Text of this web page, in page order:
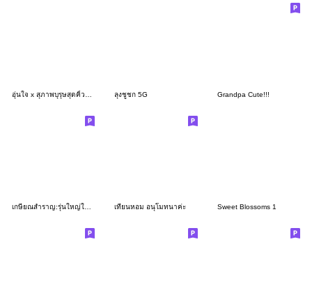
ลุงชูชก 5G Grandpa Cute!!!
เทียนหอม อนุโมทนาค่ะ Sweet Blossoms 1